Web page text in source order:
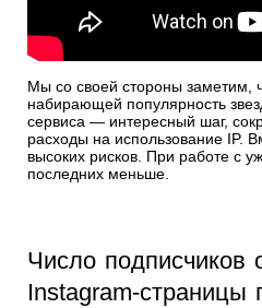
Мы со своей стороны заметим,
набирающей популярность
сервиса — интересный шаг,
расходы на использование IP.
высоких рисков. При работе с
последних меньше.
Число подписчиков
Instagram-